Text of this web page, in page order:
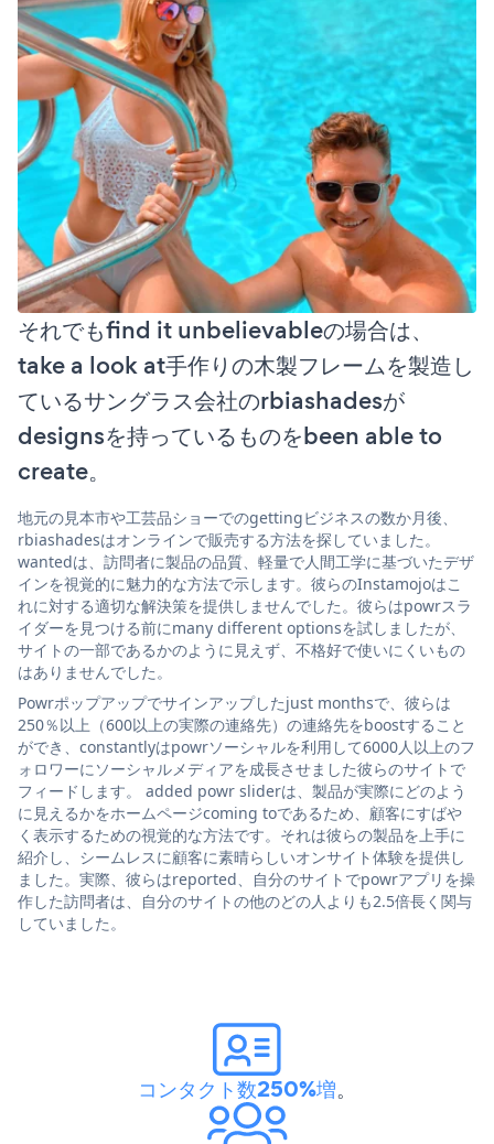
それでもfind it unbelievableの場合は、
take a look at手作りの木製フレームを製造し
ているサングラス会社のrbiashadesが
designsを持っているものをbeen able to
create。
地元の見本市や工芸品ショーでのgettingビジネスの数か月後、
rbiashadesはオンラインで販売する方法を探していました。
wantedは、訪問者に製品の品質、軽量で人間工学に基づいたデザ
インを視覚的に魅力的な方法で示します。彼らのInstamojoはこ
れに対する適切な解決策を提供しませんでした。彼らはpowrスラ
イダーを見つける前にmany different optionsを試しましたが、
サイトの一部であるかのように見えず、不格好で使いにくいもの
はありませんでした。
Powrポップアップでサインアップしたjust monthsで、彼らは
250％以上（600以上の実際の連絡先）の連絡先をboostすること
ができ、constantlyはpowrソーシャルを利用して6000人以上のフ
ォロワーにソーシャルメディアを成長させました彼らのサイトで
フィードします。 added powr sliderは、製品が実際にどのよう
に見えるかをホームページcoming toであるため、顧客にすばや
く表示するための視覚的な方法です。それは彼らの製品を上手に
紹介し、シームレスに顧客に素晴らしいオンサイト体験を提供し
ました。実際、彼らはreported、自分のサイトでpowrアプリを操
作した訪問者は、自分のサイトの他のどの人よりも2.5倍長く関与
していました。
コンタクト数250%増。